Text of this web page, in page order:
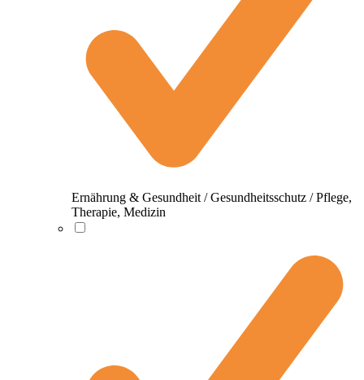
Ernährung & Gesundheit / Gesundheitsschutz / Pflege,
Therapie, Medizin